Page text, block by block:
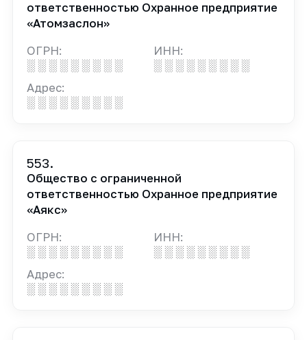
ответственностью Охранное предприятие
«Атомзаслон»
ОГРН:
░ ░ ░ ░ ░ ░ ░ ░ ░
ИНН:
░ ░ ░ ░ ░ ░ ░ ░ ░
Адрес:
░ ░ ░ ░ ░ ░ ░ ░ ░
553.
Общество с ограниченной
ответственностью Охранное предприятие
«Аякс»
ОГРН:
░ ░ ░ ░ ░ ░ ░ ░ ░
ИНН:
░ ░ ░ ░ ░ ░ ░ ░ ░
Адрес:
░ ░ ░ ░ ░ ░ ░ ░ ░